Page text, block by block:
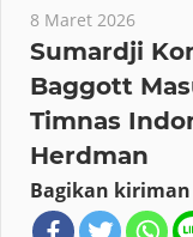
8 Maret 2026
Sumardji
Baggott
Timnas
Herdman
Bagikan